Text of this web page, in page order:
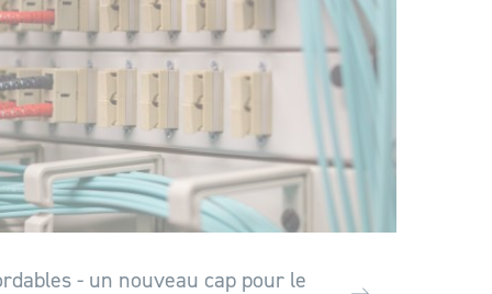
- un nouveau cap pour le